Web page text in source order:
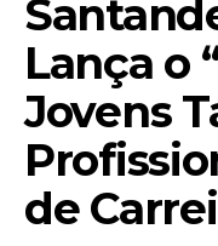
Lança o
Jovens
de